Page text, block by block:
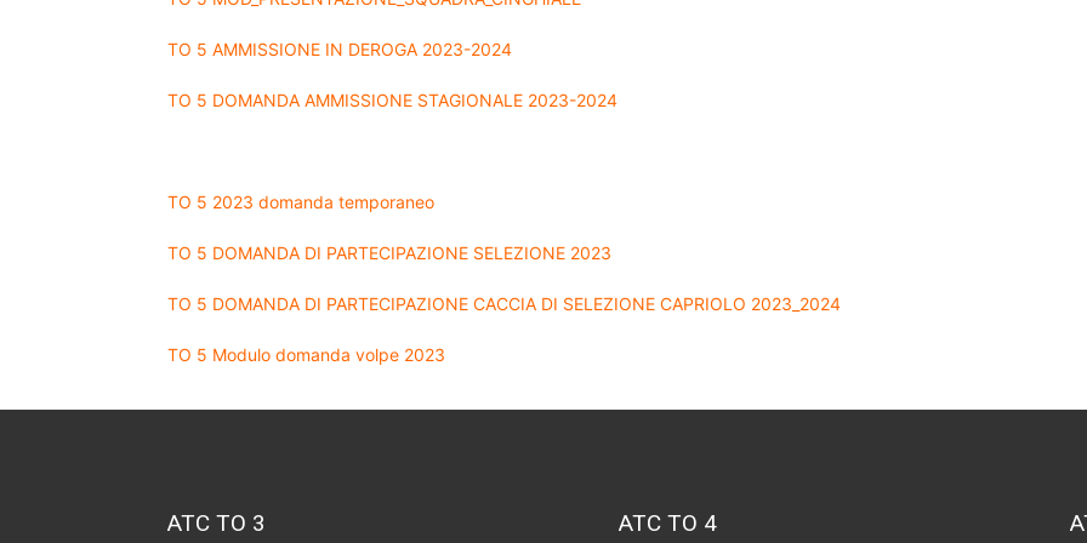
TO 5 AMMISSIONE IN DEROGA 2023-2024
TO 5 DOMANDA AMMISSIONE STAGIONALE 2023-2024
TO 5 2023 domanda temporaneo
TO 5 DOMANDA DI PARTECIPAZIONE SELEZIONE 2023
TO 5 DOMANDA DI PARTECIPAZIONE CACCIA DI SELEZIONE CAPRIOLO 2023_2024
TO 5 Modulo domanda volpe 2023
ATC TO 3 ATC TO 4